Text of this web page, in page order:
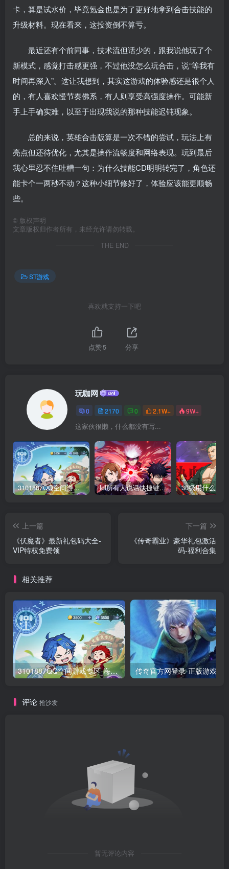
卡，算是试水价，毕竟氪金也是为了更好地拿到合击技能的
升级材料。现在看来，这投资倒不算亏。
最近还有个前同事，技术流但话少的，跟我说他玩了个
新模式，感觉打击感更强，不过他没怎么玩合击，说“等我有
时间再深入”。这让我想到，其实这游戏的体验感还是很个人
的，有人喜欢慢节奏佛系，有人则享受高强度操作。可能新
手上手确实难，以至于出现我说的那种技能迟钝现象。
总的来说，英雄合击版算是一次不错的尝试，玩法上有
亮点但还待优化，尤其是操作流畅度和网络表现。玩到最后
我心里忍不住吐槽一句：为什么技能CD明明转完了，角色还
能卡个一两秒不动？这种小细节修好了，体验应该能更顺畅
些。
© 版权声明
文章版权归作者所有，未经允许请勿转载。
THE END
ST游戏
喜欢就支持一下吧
点赞5 分享
玩咖网
0 2170 0 2.1W+ 9W+
这家伙很懒，什么都没有写...
3101887QQ空间游戏专区-海量小游戏免费玩 lol所有人说话快捷键怎么设置_英雄联盟聊天按键教学
上一篇
《伏魔者》最新礼包码大全-
VIP特权免费领
下一篇
《传奇霸业》豪华礼包激活
码-福利合集
相关推荐
3101887QQ空间游戏专区-海量小游戏免费玩
评论 抢沙发
暂无评论内容